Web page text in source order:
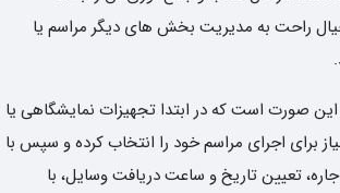
خیال راحت به مدیریت بخش های دیگر مراسم یا
صورت است که در ابتدا تجهیزات نمایشگاهی یا
برای اجرای مراسم خود را انتخاب کرده و سپس با
تعیین تاریخ و ساعت دریافت وسایل، با